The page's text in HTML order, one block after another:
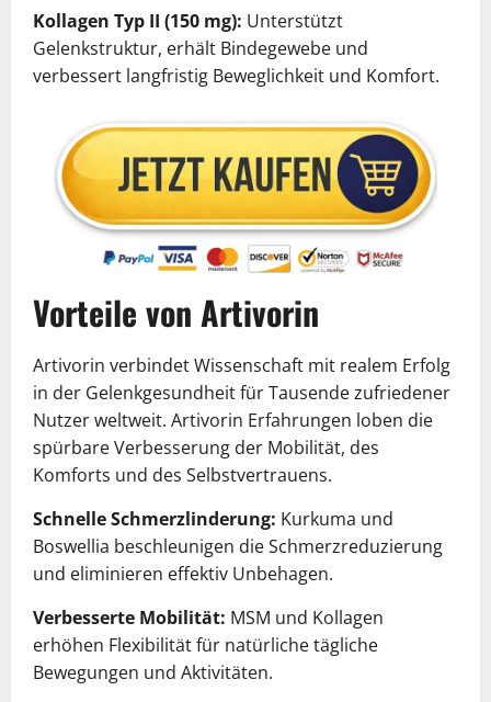
Kollagen Typ II (150 mg): Unterstützt
Gelenkstruktur, erhält Bindegewebe und
verbessert langfristig Beweglichkeit und Komfort.
Vorteile von Artivorin
Artivorin verbindet Wissenschaft mit realem Erfolg
in der Gelenkgesundheit für Tausende zufriedener
Nutzer weltweit. Artivorin Erfahrungen loben die
spürbare Verbesserung der Mobilität, des
Komforts und des Selbstvertrauens.
Schnelle Schmerzlinderung: Kurkuma und
Boswellia beschleunigen die Schmerzreduzierung
und eliminieren effektiv Unbehagen.
Verbesserte Mobilität: MSM und Kollagen
erhöhen Flexibilität für natürliche tägliche
Bewegungen und Aktivitäten.